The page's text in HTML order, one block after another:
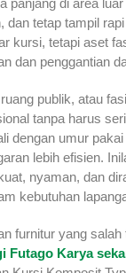
panjang di area
dan tetap tampil
kursi, tetapi aset
dan penggantian
publik, atau
tanpa harus
dengan umur
lebih efisien.
nyaman, dan
kebutuhan
furnitur yang
Futago Karya